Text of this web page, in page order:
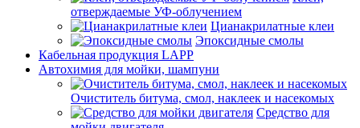
отверждаемые УФ-облучением
Цианакрилатные клеи
Эпоксидные смолы
Кабельная продукция LAPP
Автохимия для мойки, шампуни
Очиститель битума, смол, наклеек и насекомых
Средство для